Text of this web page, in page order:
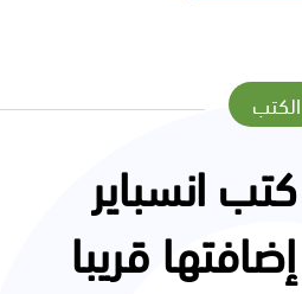
الكتب
كتب انسباير
قريبا